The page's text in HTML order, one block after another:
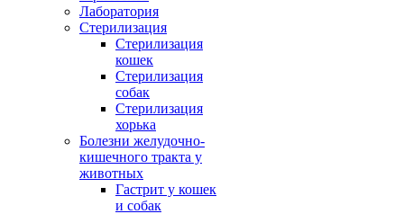
Лаборатория
Стерилизация
Стерилизация
кошек
Стерилизация
собак
Стерилизация
хорька
Болезни желудочно-
кишечного тракта у
животных
Гастрит у кошек
и собак